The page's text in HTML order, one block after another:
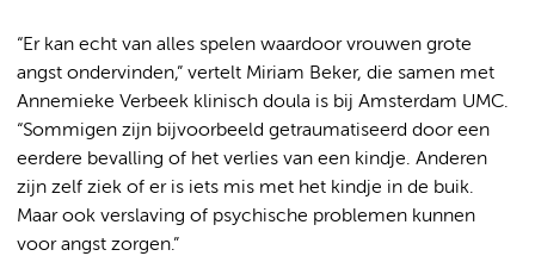
“Er kan echt van alles spelen waardoor vrouwen grote
angst ondervinden,” vertelt Miriam Beker, die samen met
Annemieke Verbeek klinisch doula is bij Amsterdam UMC.
“Sommigen zijn bijvoorbeeld getraumatiseerd door een
eerdere bevalling of het verlies van een kindje. Anderen
zijn zelf ziek of er is iets mis met het kindje in de buik.
Maar ook verslaving of psychische problemen kunnen
voor angst zorgen.”